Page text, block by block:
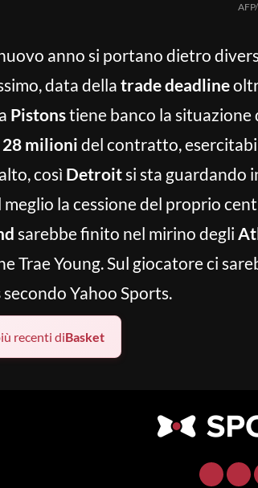
anno si portano dietro
data della trade deadline
Pistonstiene banco la situazione
milionidel contratto,
così Detroitsi sta guardando
la cessione del proprio
sarebbe finito nel mirino degli
Trae Young. Sul giocatore ci
secondo Yahoo Sports.
recenti diBasket